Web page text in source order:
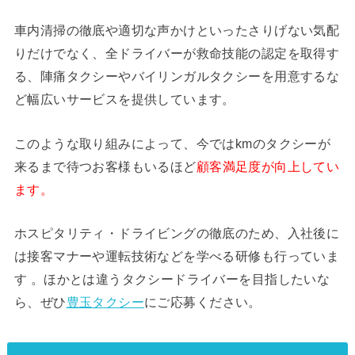
車内清掃の徹底や適切な声かけといったさりげない気配
りだけでなく、全ドライバーが救命技能の認定を取得す
る、陣痛タクシーやバイリンガルタクシーを用意するな
ど幅広いサービスを提供しています。
このような取り組みによって、今ではkmのタクシーが
来るまで待つお客様もいるほど顧客満足度が向上してい
ます。
ホスピタリティ・ドライビングの徹底のため、入社後に
は接客マナーや運転技術などを学べる研修も行っていま
す 。ほかとは違うタクシードライバーを目指したいな
ら、ぜひ豊玉タクシーにご応募ください。